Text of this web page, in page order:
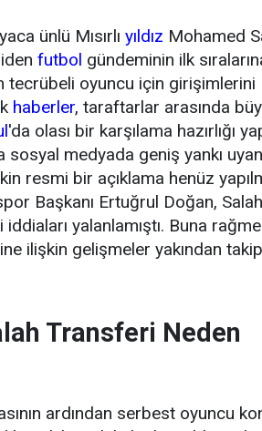
ünlü Mısırlı yıldız Mohamed
futbol gündeminin ilk
tecrübeli oyuncu için girişimlerini
haberler, taraftarlar arasında
'da olası bir karşılama hazırlığı
medyada geniş yankı
resmi bir açıklama henüz
Başkanı Ertuğrul Doğan,
yalanlamıştı. Buna
ilişkin gelişmeler yakından
Transferi Neden
ardından serbest oyuncu